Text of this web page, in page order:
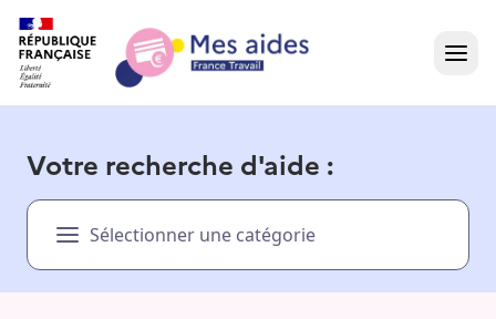
Présentation vidéo
Votre recherche d'aide :
Sélectionner une catégorie